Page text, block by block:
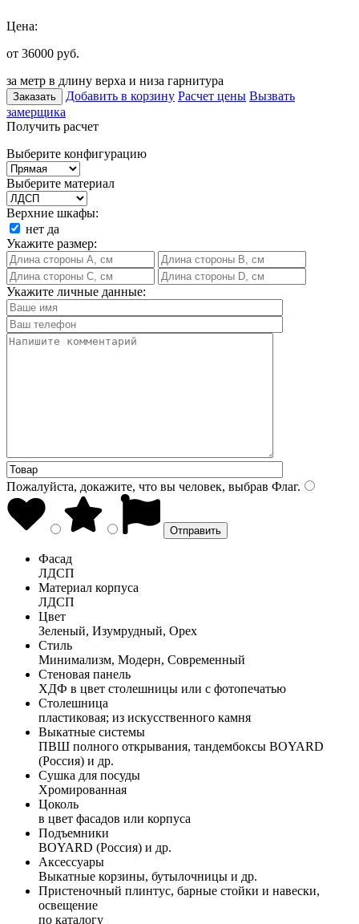
Цена:
от 36000 руб.
за метр в длину верха и низа гарнитура
Заказать Добавить в корзину Расчет цены Вызвать
замерщика
Получить расчет
Выберите конфигурацию
Выберите материал
Верхние шкафы:
нет да
Укажите размер:
Укажите личные данные:
Пожалуйста, докажите, что вы человек, выбрав Флаг.
Фасад
ЛДСП
Материал корпуса
ЛДСП
Цвет
Зеленый, Изумрудный, Орех
Стиль
Минимализм, Модерн, Современный
Стеновая панель
ХДФ в цвет столешницы или с фотопечатью
Столешница
пластиковая; из искусственного камня
Выкатные системы
ПВШ полного открывания, тандембоксы BOYARD
(Россия) и др.
Сушка для посуды
Хромированная
Цоколь
в цвет фасадов или корпуса
Подъемники
BOYARD (Россия) и др.
Аксессуары
Выкатные корзины, бутылочницы и др.
Пристеночный плинтус, барные стойки и навески,
освещение
по каталогу